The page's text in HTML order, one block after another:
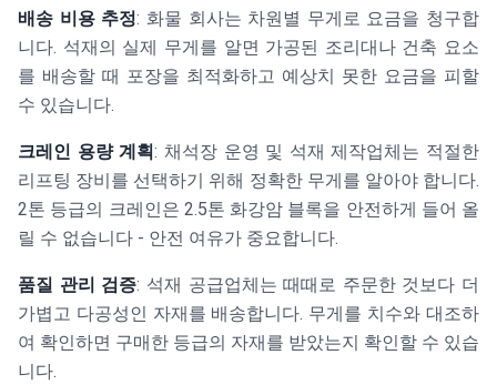
배송 비용 추정: 화물 회사는 차원별 무게로 요금을 청구합
니다. 석재의 실제 무게를 알면 가공된 조리대나 건축 요소
를 배송할 때 포장을 최적화하고 예상치 못한 요금을 피할
수 있습니다.
크레인 용량 계획: 채석장 운영 및 석재 제작업체는 적절한
리프팅 장비를 선택하기 위해 정확한 무게를 알아야 합니다.
2톤 등급의 크레인은 2.5톤 화강암 블록을 안전하게 들어 올
릴 수 없습니다 - 안전 여유가 중요합니다.
품질 관리 검증: 석재 공급업체는 때때로 주문한 것보다 더
가볍고 다공성인 자재를 배송합니다. 무게를 치수와 대조하
여 확인하면 구매한 등급의 자재를 받았는지 확인할 수 있습
니다.